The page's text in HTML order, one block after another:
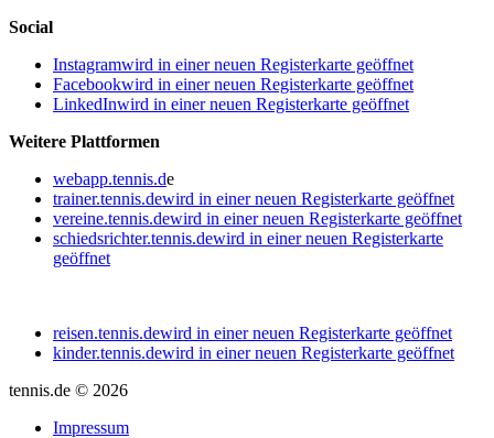
Social
Instagramwird in einer neuen Registerkarte geöffnet
Facebookwird in einer neuen Registerkarte geöffnet
LinkedInwird in einer neuen Registerkarte geöffnet
Weitere Plattformen
webapp.tennis.de
trainer.tennis.dewird in einer neuen Registerkarte geöffnet
vereine.tennis.dewird in einer neuen Registerkarte geöffnet
schiedsrichter.tennis.dewird in einer neuen Registerkarte
geöffnet
reisen.tennis.dewird in einer neuen Registerkarte geöffnet
kinder.tennis.dewird in einer neuen Registerkarte geöffnet
tennis.de © 2026
Impressum